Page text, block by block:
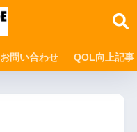
お問い合わせ QOL向上記事